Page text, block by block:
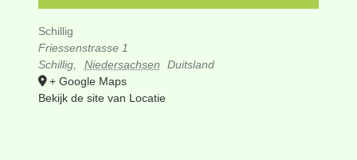
Schillig
Friessenstrasse 1
Schillig, Niedersachsen
Duitsland
+ Google Maps
Bekijk de site van Locatie